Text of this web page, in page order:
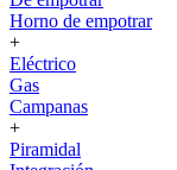
Horno de empotrar
+
Eléctrico
Gas
Campanas
+
Piramidal